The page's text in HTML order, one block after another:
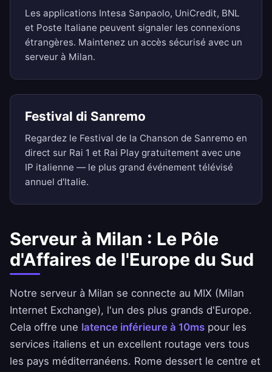
Les applications Intesa Sanpaolo, UniCredit, BNL
et Poste Italiane peuvent signaler les connexions
étrangères. Maintenez un accès sécurisé avec un
serveur à Milan.
Festival di Sanremo
Regardez le Festival de la Chanson de Sanremo en
direct sur Rai 1 et Rai Play gratuitement avec une
IP italienne — le plus grand événement télévisé
annuel d'Italie.
Serveur à Milan : Le Pôle
d'Affaires de l'Europe du Sud
Notre serveur à Milan se connecte au MIX (Milan
Internet Exchange), l'un des plus grands d'Europe.
Cela offre une latence inférieure à 10ms pour les
services italiens et un excellent routage vers tous
les pays méditerranéens. Rome dessert le centre et